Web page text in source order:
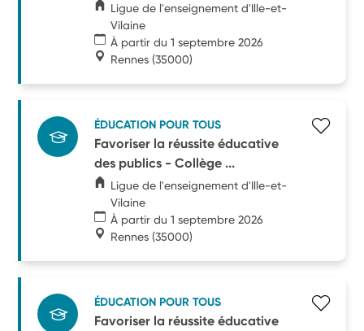
Ligue de l'enseignement d'Ille-et-
Vilaine
À partir du 1 septembre 2026
Rennes (35000)
ÉDUCATION POUR TOUS
Favoriser la réussite éducative
des publics - Collège ...
Ligue de l'enseignement d'Ille-et-
Vilaine
À partir du 1 septembre 2026
Rennes (35000)
ÉDUCATION POUR TOUS
Favoriser la réussite éducative